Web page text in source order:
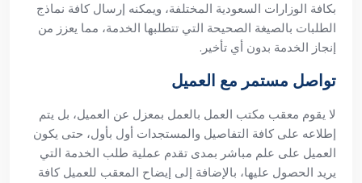
بكافة الوزارات السعودية المختلفة، ويمكنه إرسال كافة نماذج
الطلبات بالصيغة الصحيحة التي تتطلبها الخدمة، مما يعزز من
إنجاز الخدمة بدون أي تأخير.
تواصل مستمر مع العميل
لا يقوم معقب مكتب العمل بالعمل بمعزل عن العميل، بل يتم
إطلاعه على كافة التفاصيل والمستجدات أول بأول، حتى يكون
العميل على علم مباشر بمدى تقدم عملية طلب الخدمة التي
يريد الحصول عليها، بالإضافة إلى إيضاح المعقب للعميل كافة